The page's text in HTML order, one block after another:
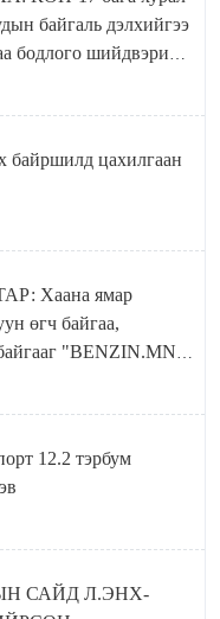
байгаль дэлхийгээ
бодлого шийдвэрийг
байршилд цахилгаан
Хаана ямар
өгч байгаа,
"BENZIN.MN”
12.2 тэрбум
САЙД Л.ЭНХ-